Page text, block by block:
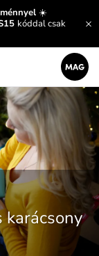
☀️
kóddal csak
karácsony